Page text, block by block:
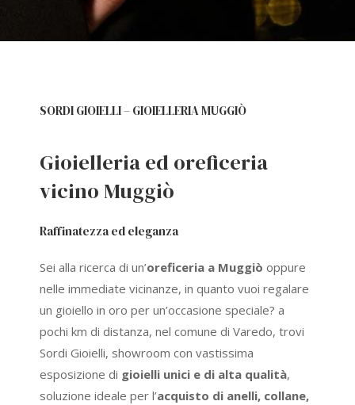
SORDI GIOIELLI – GIOIELLERIA MUGGIÒ
Gioielleria ed oreficeria
vicino Muggiò
Raffinatezza ed eleganza
Sei alla ricerca di un’oreficeria a Muggiò oppure
nelle immediate vicinanze, in quanto vuoi regalare
un gioiello in oro per un’occasione speciale? a
pochi km di distanza, nel comune di Varedo, trovi
Sordi Gioielli, showroom con vastissima
esposizione di gioielli unici e di alta qualità,
soluzione ideale per l’acquisto di anelli, collane,